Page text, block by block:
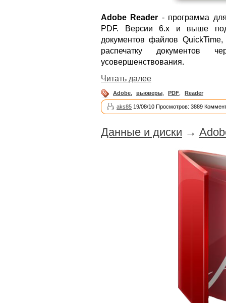
Adobe Reader - программа
PDF. Версии 6.x и выше
документов файлов
распечатку документов
усовершенствования.
Читать далее
Adobe вьюверы PDF Reader
aks85 19/08/10 Просмотров: 3889
Данные и диски →